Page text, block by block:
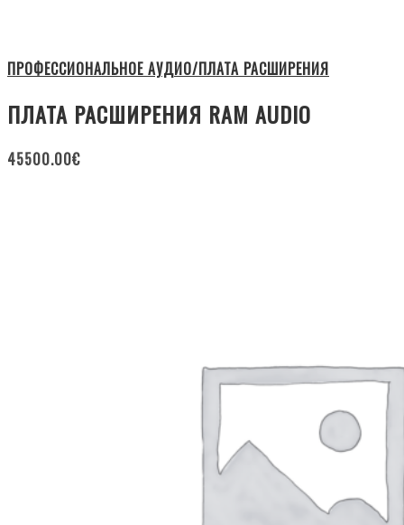
ПРОФЕССИОНАЛЬНОЕ АУДИО/ПЛАТА РАСШИРЕНИЯ
ПЛАТА РАСШИРЕНИЯ RAM AUDIO
45500.00€